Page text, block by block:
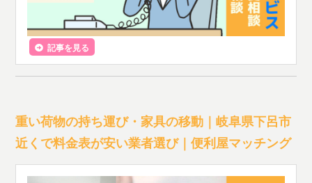
記事を見る
重い荷物の持ち運び・家具の移動｜岐阜県下呂市
近くで料金表が安い業者選び｜便利屋マッチング